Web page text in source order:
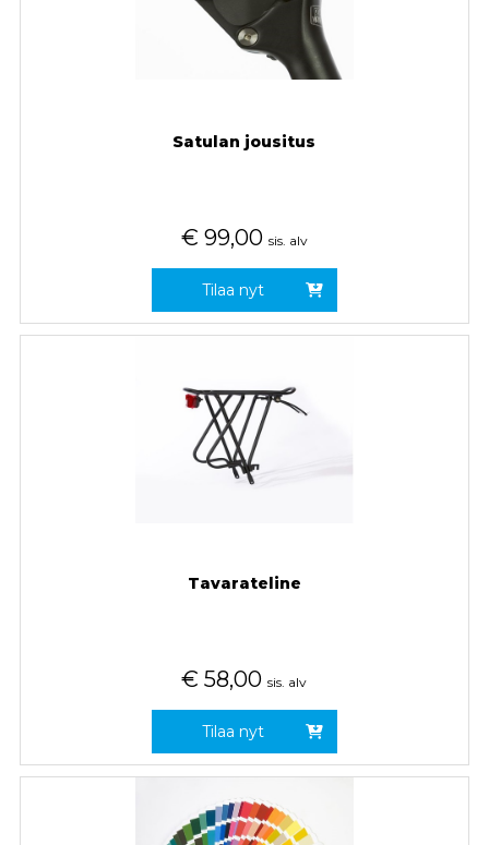
Satulan jousitus
€ 99,00 sis. alv
Tilaa nyt
Tavarateline
€ 58,00 sis. alv
Tilaa nyt